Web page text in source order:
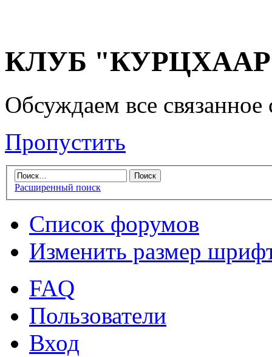
КЛУБ "КУРЦХААР"
Обсуждаем все
Пропустить
Расширенный поиск
Список форумов
Изменить размер
FAQ
Пользователи
Вход